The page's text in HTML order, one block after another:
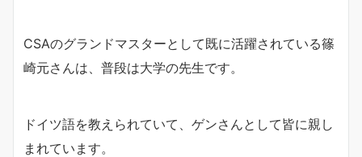
CSAのグランドマスターとして既に活躍されている篠
崎元さんは、普段は大学の先生です。
ドイツ語を教えられていて、ゲンさんとして皆に親し
まれています。